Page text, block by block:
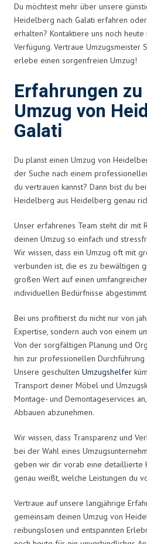
Du möchtest mehr über unsere
Heidelberg nach Galati erfahren
erhalten? Kontaktiere uns noch
Verfügung. Vertraue Umzugsmeister
erlebe einen sorgenfreien Umzug!
Erfahrungen
Umzug von
Galati
Du planst einen Umzug von
der Suche nach einem
du vertrauen kannst? Dann bist du
Heidelberg aus Heidelberg genau
Unser erfahrenes Team steht dir mit
deinen Umzug so einfach und
Wir wissen, dass ein Umzug oft mit
verbunden ist, die es zu bewältigen
großen Wert auf einen
individuellen Bedürfnisse
Bei uns profitierst du nicht nur von
Expertise, sondern auch von einem
Von der sorgfältigen Planung und
hin zur professionellen
Unsere geschulten Umzugshelfer
Transport deiner Möbel und
Montage- und Demontageservices
Abbauen abzunehmen.
Wir wissen, dass Transparenz und
bei der Wahl eines
geben wir dir vorab eine detaillierte
genau weißt, welche Leistungen du
Vertraue auf unsere langjährige
gemeinsam deinen Umzug von
reibungslosen und entspannten